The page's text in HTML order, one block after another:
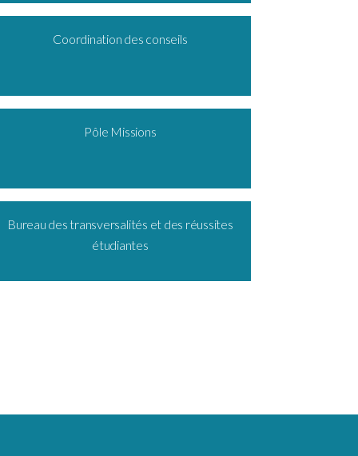
Coordination des conseils
Pôle Missions
Bureau des transversalités et des réussites
étudiantes